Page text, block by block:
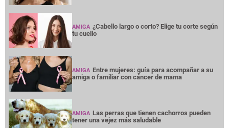
AMIGA ¿Cabello largo o corto? Elige tu corte según
tu cuello
AMIGA Entre mujeres: guía para acompañar a su
amiga o familiar con cáncer de mama
AMIGA Las perras que tienen cachorros pueden
tener una vejez más saludable